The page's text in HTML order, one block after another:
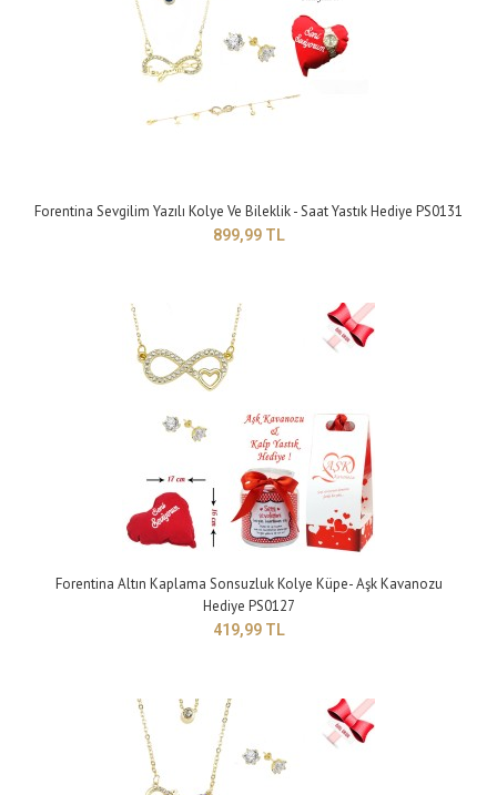
yapısı ..
Forentina Gümüş Kaplama Anahtar Kolye Küpe Hediye Seti
699,99 TL
Forentina Sevgilim Yazılı Kolye Ve Bileklik - Saat Yastık Hediye PS0131
899,99 TL
Forentina Altın Kaplama Sonsuzluk Kolye Küpe- Aşk Kavanozu
Hediye PS0127
419,99 TL